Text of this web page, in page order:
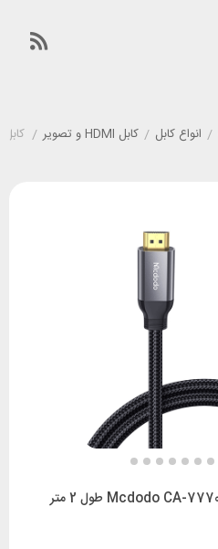
/ انواع کابل / کابل HDMI و تصویر / کابل HDMI به VGA مک دودو Mcdodo CA-7770 طول 2 متر